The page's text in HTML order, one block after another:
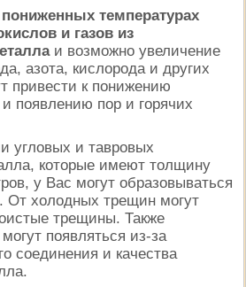
температурах
и газов из
и возможно увеличение
азота, кислорода и других
привести к понижению
появлению пор и горячих
угловых и тавровых
которые имеют толщину
у Вас могут образовываться
холодных трещин могут
трещины. Также
появляться из-за
соединения и качества